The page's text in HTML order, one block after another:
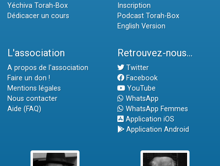
Yéchiva Torah-Box
Dédicacer un cours
Inscription
Podcast Torah-Box
English Version
L'association
A propos de l'association
Faire un don !
Mentions légales
Nous contacter
Aide (FAQ)
Retrouvez-nous...
Twitter
Facebook
YouTube
WhatsApp
WhatsApp Femmes
Application iOS
Application Android